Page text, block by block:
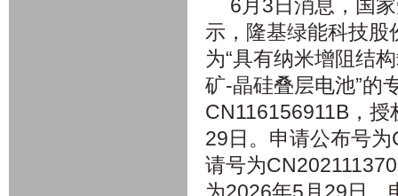
6月3日消息，国
示，隆基绿能科技股
为“具有纳米增阻结
矿-晶硅叠层电池”的
CN116156911B，
29日。申请公布号
请号为